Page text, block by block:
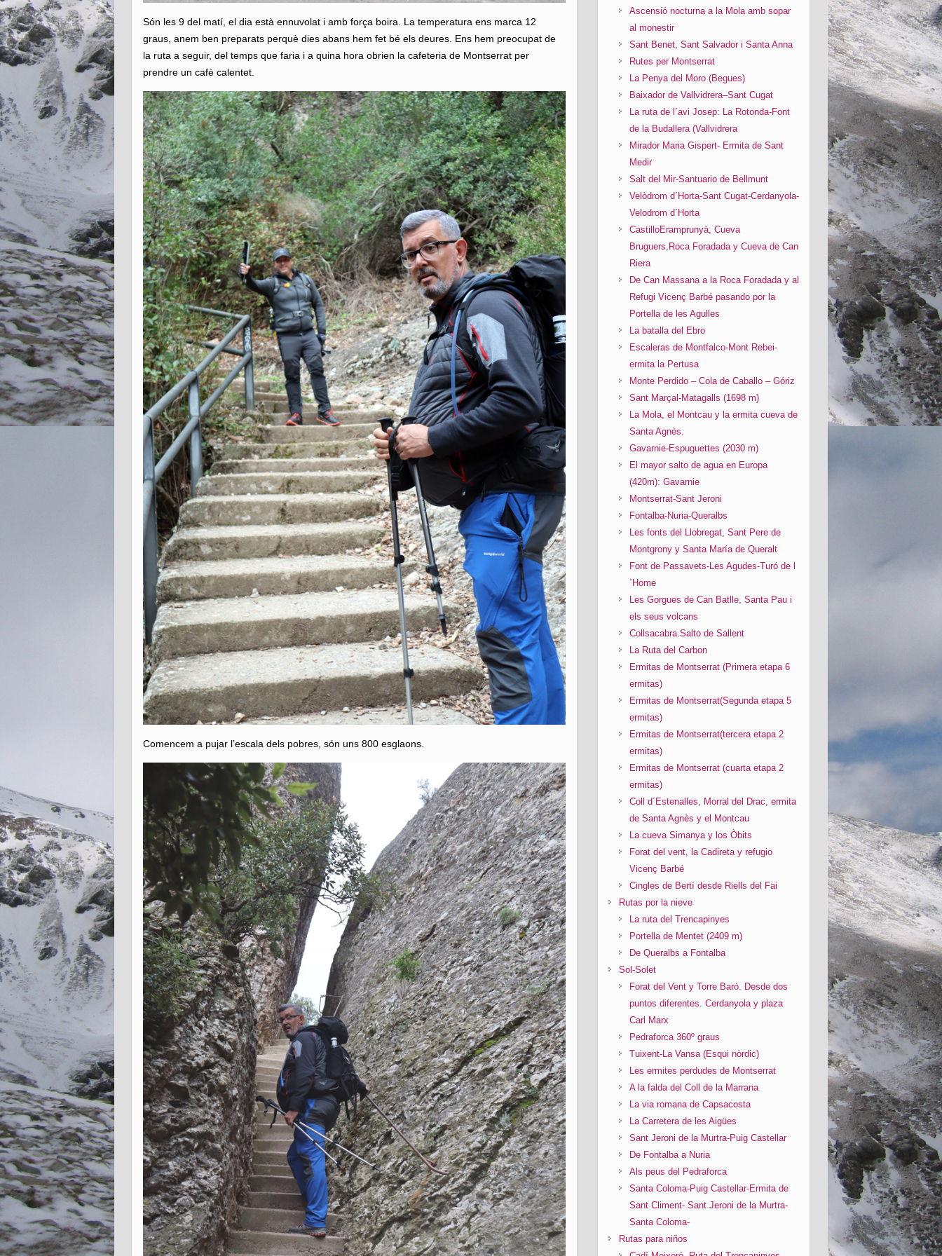
Són les 9 del matí, el dia està ennuvolat i amb força boira. La temperatura ens marca 12
graus, anem ben preparats perquè dies abans hem fet bé els deures. Ens hem preocupat de
la ruta a seguir, del temps que faria i a quina hora obrien la cafeteria de Montserrat per
prendre un cafè calentet.
Comencem a pujar l’escala dels pobres, són uns 800 esglaons.
Ascensió nocturna a la Mola amb sopar
al monestir
Sant Benet, Sant Salvador i Santa Anna
Rutes per Montserrat
La Penya del Moro (Begues)
Baixador de Vallvidrera–Sant Cugat
La ruta de l´avi Josep: La Rotonda-Font
de la Budallera (Vallvidrera
Mirador Maria Gispert- Ermita de Sant
Medir
Salt del Mir-Santuario de Bellmunt
Velòdrom d´Horta-Sant Cugat-Cerdanyola-
Velodrom d´Horta
CastilloEramprunyà, Cueva
Bruguers,Roca Foradada y Cueva de Can
Riera
De Can Massana a la Roca Foradada y al
Refugi Vicenç Barbé pasando por la
Portella de les Agulles
La batalla del Ebro
Escaleras de Montfalco-Mont Rebei-
ermita la Pertusa
Monte Perdido – Cola de Caballo – Góriz
Sant Marçal-Matagalls (1698 m)
La Mola, el Montcau y la ermita cueva de
Santa Agnès.
Gavarnie-Espuguettes (2030 m)
El mayor salto de agua en Europa
(420m): Gavarnie
Montserrat-Sant Jeroni
Fontalba-Nuria-Queralbs
Les fonts del Llobregat, Sant Pere de
Montgrony y Santa María de Queralt
Font de Passavets-Les Agudes-Turó de l
´Home
Les Gorgues de Can Batlle, Santa Pau i
els seus volcans
Collsacabra.Salto de Sallent
La Ruta del Carbon
Ermitas de Montserrat (Primera etapa 6
ermitas)
Ermitas de Montserrat(Segunda etapa 5
ermitas)
Ermitas de Montserrat(tercera etapa 2
ermitas)
Ermitas de Montserrat (cuarta etapa 2
ermitas)
Coll d´Estenalles, Morral del Drac, ermita
de Santa Agnès y el Montcau
La cueva Simanya y los Òbits
Forat del vent, la Cadireta y refugio
Vicenç Barbé
Cingles de Bertí desde Riells del Fai
Rutas por la nieve
La ruta del Trencapinyes
Portella de Mentet (2409 m)
De Queralbs a Fontalba
Sol-Solet
Forat del Vent y Torre Baró. Desde dos
puntos diferentes. Cerdanyola y plaza
Carl Marx
Pedraforca 360º graus
Tuixent-La Vansa (Esqui nòrdic)
Les ermites perdudes de Montserrat
A la falda del Coll de la Marrana
La via romana de Capsacosta
La Carretera de les Aigües
Sant Jeroni de la Murtra-Puig Castellar
De Fontalba a Nuria
Als peus del Pedraforca
Santa Coloma-Puig Castellar-Ermita de
Sant Climent- Sant Jeroni de la Murtra-
Santa Coloma-
Rutas para niños